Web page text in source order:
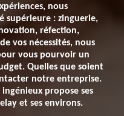
nous
supérieure : zinguerie,
réfection,
vos nécessités, nous
vous pourvoir un
Quelles que soient
notre entreprise.
propose ses
et ses environs.